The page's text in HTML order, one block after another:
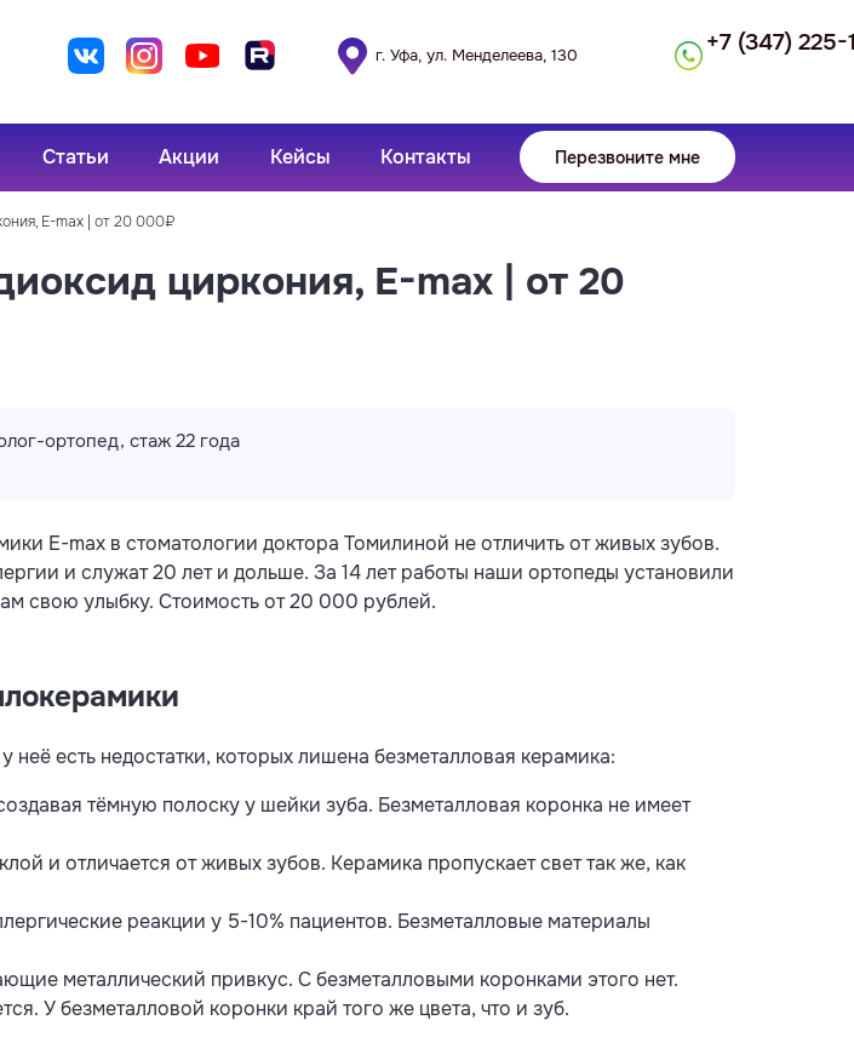
г. Уфа, ул. Менделеева, 130 +7 (347)
Статьи Акции Кейсы Контакты Перезвоните мне
E-max | от 20 000₽
циркония, E-max | от 20
ортопед, стаж 22 года
E-max в стоматологии доктора Томилиной не отличить от живых зубов.
и служат 20 лет и дольше. За 14 лет работы наши ортопеды установили
свою улыбку. Стоимость от 20 000 рублей.
есть недостатки, которых лишена безметалловая керамика:
тёмную полоску у шейки зуба. Безметалловая коронка не имеет
и отличается от живых зубов. Керамика пропускает свет так же, как
реакции у 5-10% пациентов. Безметалловые материалы
металлический привкус. С безметалловыми коронками этого нет.
У безметалловой коронки край того же цвета, что и зуб.